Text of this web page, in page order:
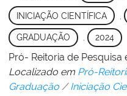
INICIAÇÃO CIENTÍFICA
GRADUAÇÃO , 2024
Pró- Reitoria de Pesquisa
Localizado em Pró-
Graduação /Iniciação